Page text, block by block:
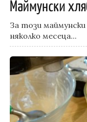
Маймунски
За този
няколко месеца...